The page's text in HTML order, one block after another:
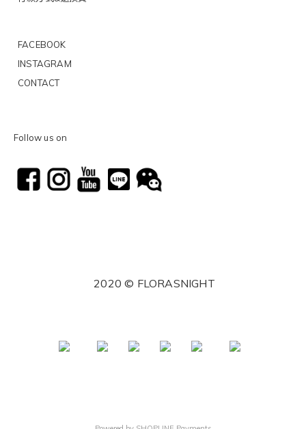
FACEBOOK
INSTAGRAM
CONTACT
Follow us on
2020 © FLORASNIGHT